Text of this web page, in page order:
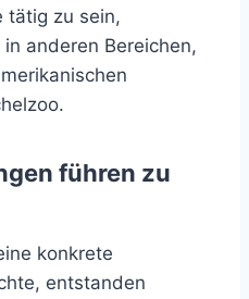
tätig zu sein,
anderen Bereichen,
führen zu
konkrete
entstanden